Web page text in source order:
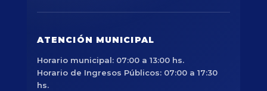
ATENCIÓN MUNICIPAL
Horario municipal: 07:00 a 13:00 hs.
Horario de Ingresos Públicos: 07:00 a 17:30
hs.